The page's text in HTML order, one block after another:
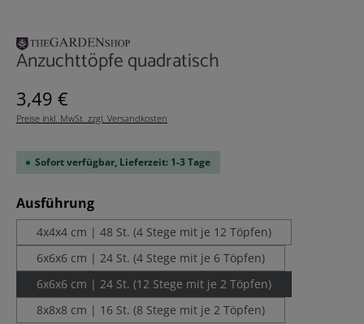
Anzuchttöpfe quadratisch
Regulärer Preis:
3,49 €
Preise inkl. MwSt. zzgl. Versandkosten
Sofort verfügbar, Lieferzeit: 1-3 Tage
Ausführungauswählen
4x4x4 cm | 48 St. (4 Stege mit je 12 Töpfen)
6x6x6 cm | 24 St. (4 Stege mit je 6 Töpfen)
6x6x6 cm | 24 St. (12 Stege mit je 2 Töpfen)
8x8x8 cm | 16 St. (8 Stege mit je 2 Töpfen)